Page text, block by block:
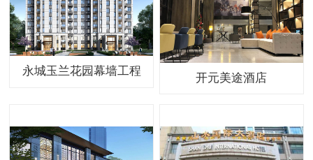
永城玉兰花园幕墙工程 开元美途酒店